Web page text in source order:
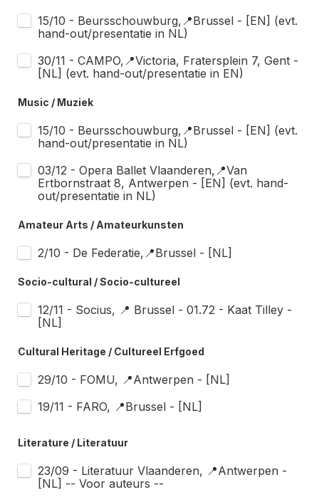
15/10 - Beursschouwburg,📍Brussel - [EN] (evt.
hand-out/presentatie in NL)
30/11 - CAMPO,📍Victoria, Fratersplein 7, Gent -
[NL] (evt. hand-out/presentatie in EN)
Music / Muziek
15/10 - Beursschouwburg,📍Brussel - [EN] (evt.
hand-out/presentatie in NL)
03/12 - Opera Ballet Vlaanderen,📍Van
Ertbornstraat 8, Antwerpen - [EN] (evt. hand-
out/presentatie in NL)
Amateur Arts / Amateurkunsten
2/10 - De Federatie,📍Brussel - [NL]
Socio-cultural / Socio-cultureel
12/11 - Socius, 📍 Brussel - 01.72 - Kaat Tilley -
[NL]
Cultural Heritage / Cultureel Erfgoed
29/10 - FOMU, 📍Antwerpen - [NL]
19/11 - FARO, 📍Brussel - [NL]
Literature / Literatuur
23/09 - Literatuur Vlaanderen, 📍Antwerpen -